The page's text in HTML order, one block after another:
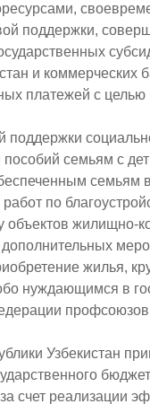
поддержки,
и коммерческих
платежей с
поддержки
пособий семьям с
семьям
по
объектов жилищно-
дополнительных
жилья,
нуждающимся в
Узбекистан
счет реализации